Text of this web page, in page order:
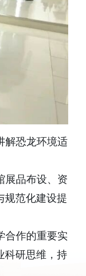
解恐龙环境适
展品布设、资
规范化建设提
合作的重要实
科研思维，持